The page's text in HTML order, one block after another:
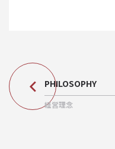
PHILOSOPHY
経営理念